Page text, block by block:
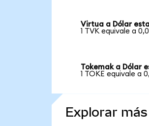
Virtua a Dólar
1 TVK equivale a
Tokemak a Dólar
1 TOKE equivale a
Explorar